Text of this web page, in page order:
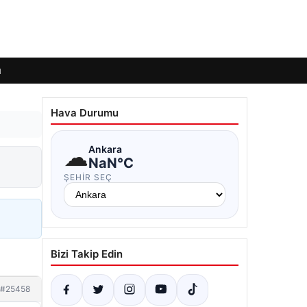
#25458
Hava Durumu
☁Ankara
NaN°C
ŞEHIR SEÇ
Bizi Takip Edin